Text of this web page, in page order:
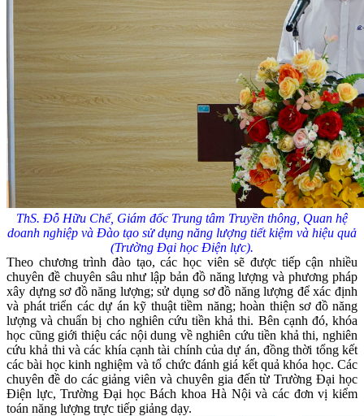
ThS. Đỗ Hữu Chế, Giám đốc Trung tâm Truyền thông, Quan hệ
doanh nghiệp và Đào tạo sử dụng năng lượng tiết kiệm và hiệu quả
(Trường Đại học Điện lực).
Theo chương trình đào tạo, các học viên sẽ được tiếp cận nhiều
chuyên đề chuyên sâu như lập bản đồ năng lượng và phương pháp
xây dựng sơ đồ năng lượng; sử dụng sơ đồ năng lượng để xác định
và phát triển các dự án kỹ thuật tiềm năng; hoàn thiện sơ đồ năng
lượng và chuẩn bị cho nghiên cứu tiền khả thi. Bên cạnh đó, khóa
học cũng giới thiệu các nội dung về nghiên cứu tiền khả thi, nghiên
cứu khả thi và các khía cạnh tài chính của dự án, đồng thời tổng kết
các bài học kinh nghiệm và tổ chức đánh giá kết quả khóa học. Các
chuyên đề do các giảng viên và chuyên gia đến từ Trường Đại học
Điện lực, Trường Đại học Bách khoa Hà Nội và các đơn vị kiểm
toán năng lượng trực tiếp giảng dạy.